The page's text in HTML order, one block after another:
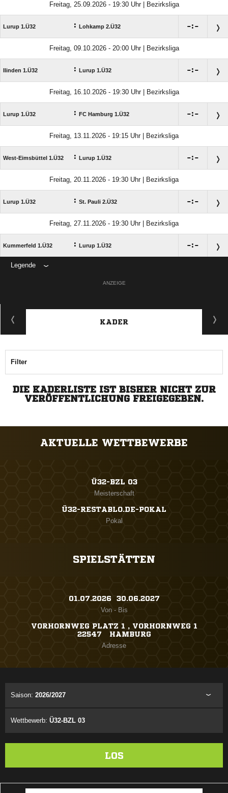
Freitag, 25.09.2026 - 19:30 Uhr | Bezirksliga
Lurup 1.Ü32 : Lohkamp 2.Ü32 :
Freitag, 09.10.2026 - 20:00 Uhr | Bezirksliga
Ilinden 1.Ü32 : Lurup 1.Ü32 :
Freitag, 16.10.2026 - 19:30 Uhr | Bezirksliga
Lurup 1.Ü32 : FC Hamburg 1.Ü32 :
Freitag, 13.11.2026 - 19:15 Uhr | Bezirksliga
West-Eimsbüttel 1.Ü32 : Lurup 1.Ü32 :
Freitag, 20.11.2026 - 19:30 Uhr | Bezirksliga
Lurup 1.Ü32 : St. Pauli 2.Ü32 :
Freitag, 27.11.2026 - 19:30 Uhr | Bezirksliga
Kummerfeld 1.Ü32 : Lurup 1.Ü32 :
Legende
ANZEIGE
KADER
Filter
DIE KADERLISTE IST BISHER NICHT ZUR
VERÖFFENTLICHUNG FREIGEGEBEN.
AKTUELLE WETTBEWERBE
Ü32-BZL 03
Meisterschaft
Ü32-RESTABLO.DE-POKAL
Pokal
SPIELSTÄTTEN
01.07.2026 ​ 30.06.2027
Von - Bis
VORHORNWEG PLATZ 1 , VORHORNWEG 1
22547 HAMBURG
Adresse
Saison: 2026/2027
Wettbewerb: Ü32-BZL 03
LOS